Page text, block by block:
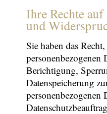
Ihre Rechte
und
Sie haben das
personenbezogenen
Berichtigung,
Datenspeicherung
personenbezogenen